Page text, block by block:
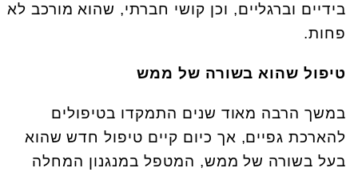
בידיים וברגליים, וכן קושי חברתי, שהוא מורכב לא
פחות.
טיפול שהוא בשורה של ממש
במשך הרבה מאוד שנים התמקדו בטיפולים
להארכת גפיים, אך כיום קיים טיפול חדש שהוא
בעל בשורה של ממש, המטפל במנגנון המחלה